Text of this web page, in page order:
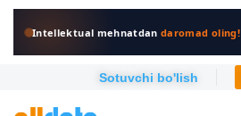
Intellektual mehnatdandaromad oling!
Sotuvchi bo'lish